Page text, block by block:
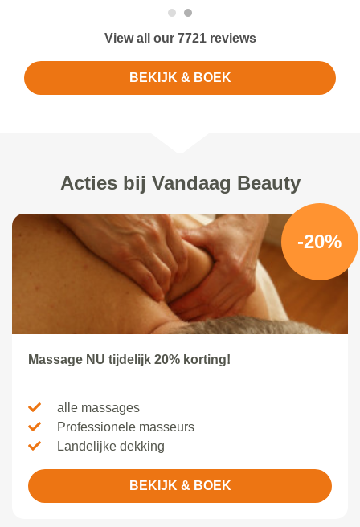
View all our 7721 reviews
BEKIJK & BOEK
Acties bij Vandaag Beauty
-20%
Massage NU tijdelijk 20% korting!
alle massages
Professionele masseurs
Landelijke dekking
BEKIJK & BOEK